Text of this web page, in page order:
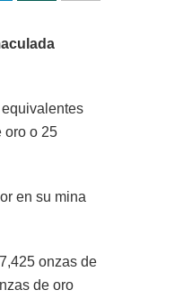
oro o 25
en su mina
onzas de
de oro